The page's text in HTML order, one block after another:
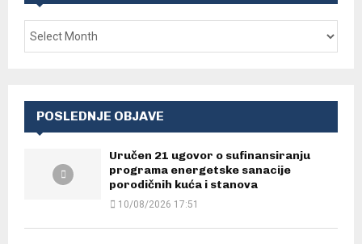
POSLEDNJE OBJAVE
Uručen 21 ugovor o sufinansiranju
programa energetske sanacije
porodičnih kuća i stanova
10/08/2026 17:51